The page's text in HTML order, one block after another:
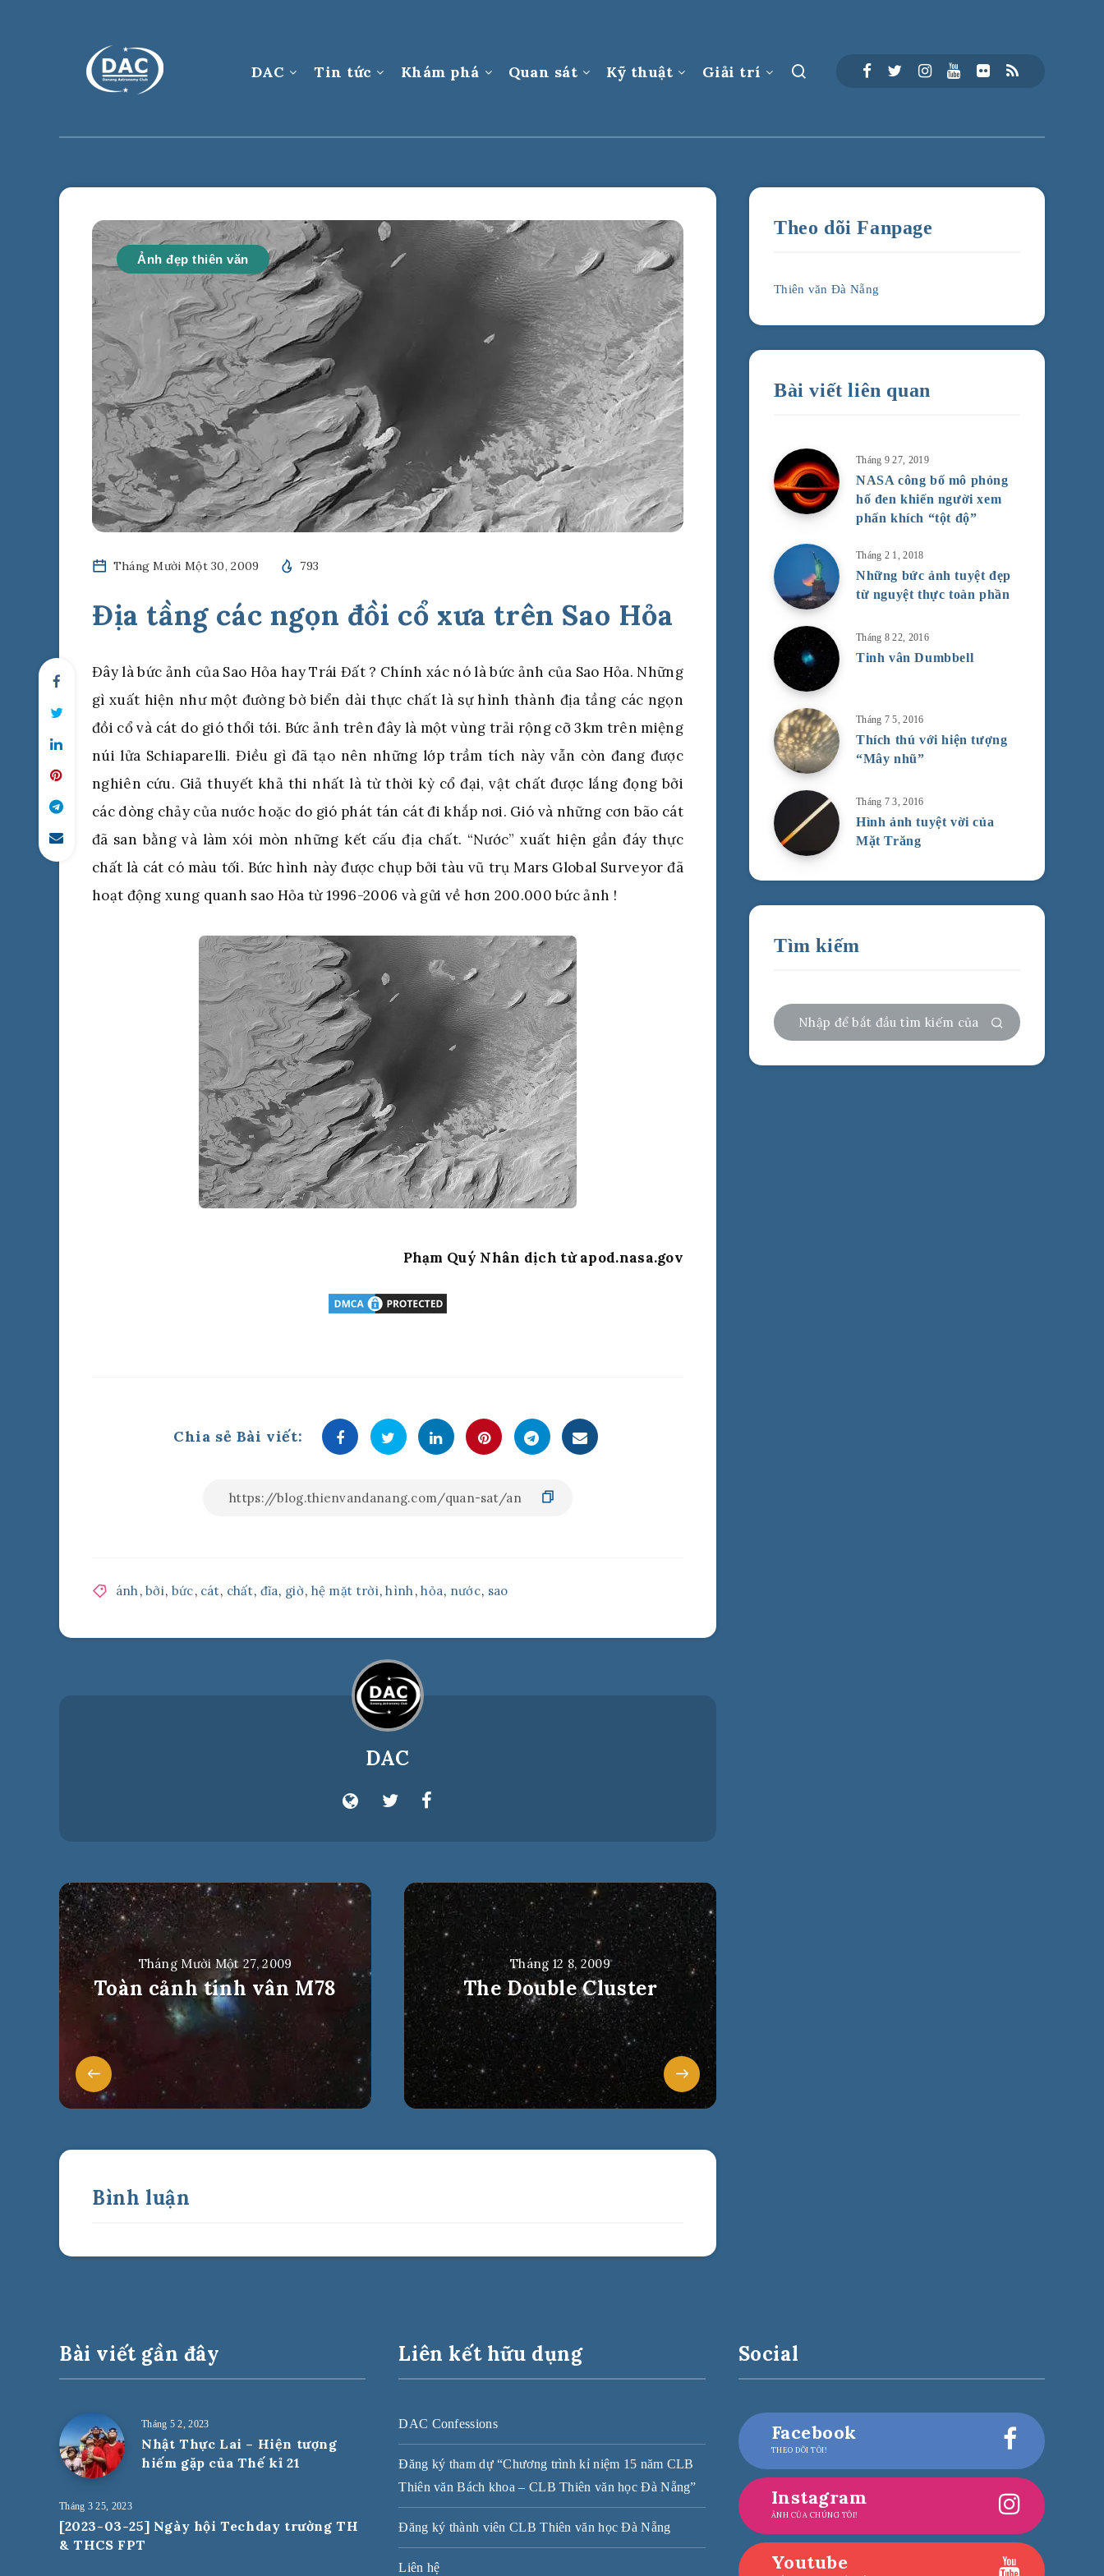
DAC Tin tức Khám phá Quan sát Kỹ thuật Giải trí
Ảnh đẹp thiên văn
Tháng Mười Một 30, 2009 793
Địa tầng các ngọn đồi cổ xưa trên Sao Hỏa
Đây là bức ảnh của Sao Hỏa hay Trái Đất ? Chính xác nó là bức ảnh của Sao Hỏa. Những
gì xuất hiện như một đường bờ biển dài thực chất là sự hình thành địa tầng các ngọn
đồi cổ và cát do gió thổi tới. Bức ảnh trên đây là một vùng trải rộng cỡ 3km trên miệng
núi lửa Schiaparelli. Điều gì đã tạo nên những lớp trầm tích này vẫn còn đang được
nghiên cứu. Giả thuyết khả thi nhất là từ thời kỳ cổ đại, vật chất được lắng đọng bởi
các dòng chảy của nước hoặc do gió phát tán cát đi khắp nơi. Gió và những cơn bão cát
đã san bằng và làm xói mòn những kết cấu địa chất. “Nước” xuất hiện gần đáy thực
chất là cát có màu tối. Bức hình này được chụp bởi tàu vũ trụ Mars Global Surveyor đã
hoạt động xung quanh sao Hỏa từ 1996-2006 và gửi về hơn 200.000 bức ảnh !
Phạm Quý Nhân dịch từ apod.nasa.gov
Chia sẻ Bài viết:
ánh,bởi, bức, cát, chất, đĩa, giờ, hệ mặt trời,hình,hỏa, nước, sao
DAC
Tháng Mười Một 27, 2009
Toàn cảnh tinh vân M78
Tháng 12 8, 2009
The Double Cluster
Bình luận
Theo dõi Fanpage
Thiên văn Đà Nẵng
Bài viết liên quan
Tháng 9 27, 2019
NASA công bố mô phỏng
hố đen khiến người xem
phấn khích “tột độ”
Tháng 2 1, 2018
Những bức ảnh tuyệt đẹp
từ nguyệt thực toàn phần
Tháng 8 22, 2016
Tinh vân Dumbbell
Tháng 7 5, 2016
Thích thú với hiện tượng
“Mây nhũ”
Tháng 7 3, 2016
Hình ảnh tuyệt vời của
Mặt Trăng
Tìm kiếm
Bài viết gần đây
Tháng 5 2, 2023
Nhật Thực Lai – Hiện tượng
hiếm gặp của Thế kỉ 21
Tháng 3 25, 2023
[2023-03-25] Ngày hội Techday trường TH
& THCS FPT
Liên kết hữu dụng
DAC Confessions
Đăng ký tham dự “Chương trình kỉ niệm 15 năm CLB
Thiên văn Bách khoa – CLB Thiên văn học Đà Nẵng”
Đăng ký thành viên CLB Thiên văn học Đà Nẵng
Liên hệ
Social
Facebook
THEO DÕI TÔI!
Instagram
ẢNH CỦA CHÚNG TÔI!
Youtube